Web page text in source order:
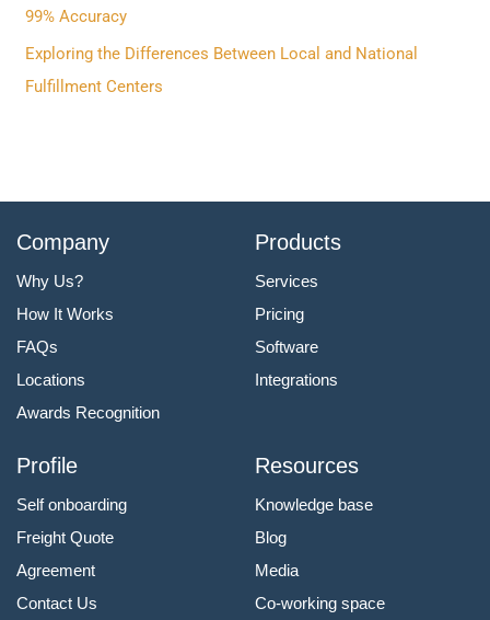
:99% Accuracy
Exploring the Differences Between Local and National
Fulfillment Centers
Company
Why Us?
How It Works
FAQs
Locations
Awards Recognition
Products
Services
Pricing
Software
Integrations
Profile
Self onboarding
Freight Quote
Agreement
Contact Us
Resources
Knowledge base
Blog
Media
Co-working space